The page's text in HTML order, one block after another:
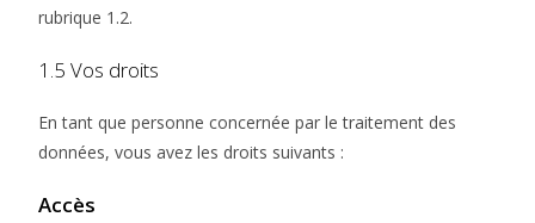
rubrique 1.2.
1.5 Vos droits
En tant que personne concernée par le traitement des
données, vous avez les droits suivants :
Accès